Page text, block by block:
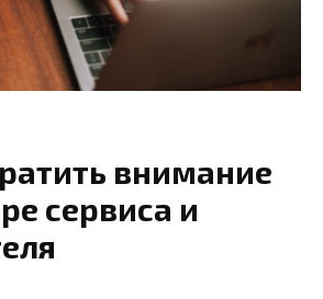
внимание
сервиса и